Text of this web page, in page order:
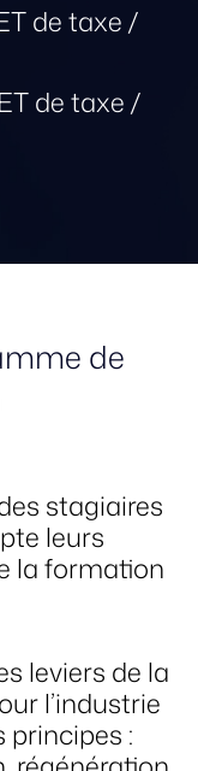
de taxe /
de taxe /
de
stagiaires
leurs
la formation
leviers de la
l’industrie
principes :